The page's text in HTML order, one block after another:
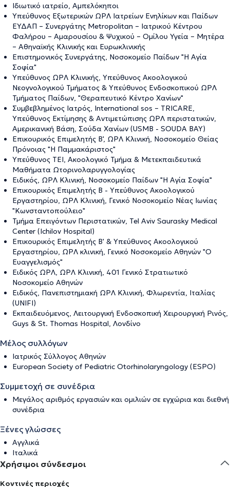
Ιδιωτικό ιατρείο, Αμπελόκηποι
Υπεύθυνος Εξωτερικών ΩΡΛ Ιατρείων Ενηλίκων και Παίδων
ΕΥΔΑΠ – Συνεργάτης Metropolitan – Ιατρικού Κέντρου
Φαλήρου – Αμαρουσίου & Ψυχικού – Ομίλου Υγεία – Μητέρα
– Αθηναϊκής Κλινικής και Ευρωκλινικής
Επιστημονικός Συνεργάτης, Νοσοκομείο Παίδων "Η Αγία
Σοφία"
Υπεύθυνος ΩΡΛ Κλινικής, Υπεύθυνος Ακοολογικού
Νεογνολογικού Τμήματος & Υπεύθυνος Ενδοσκοπικού ΩΡΛ
Τμήματος Παίδων, "Θεραπευτικό Κέντρο Χανίων"
Συμβεβλημένος Ιατρός, International sos – TRICARE,
Υπεύθυνος Εκτίμησης & Αντιμετώπισης ΩΡΛ περιστατικών,
Αμερικανική Βάση, Σούδα Χανίων (USMB - SOUDA BAY)
Επικουρικός Επιμελητής Β', ΩΡΛ Κλινική, Νοσοκομείο Θείας
Πρόνοιας "Η Παμμακάριστος"
Υπεύθυνος ΤΕΙ, Ακοολογικό Τμήμα & Μετεκπαιδευτικά
Μαθήματα Ωτορινολαρυγγολογίας
Ειδικός, ΩΡΛ Κλινική, Νοσοκομείο Παίδων "Η Αγία Σοφία"
Επικουρικός Επιμελητής Β - Υπεύθυνος Ακοολογικού
Εργαστηρίου, ΩΡΛ Κλινική, Γενικό Νοσοκομείο Νέας Ιωνίας
"Κωνσταντοπούλειο"
Τμήμα Επειγόντων Περιστατικών, Tel Aviv Saurasky Medical
Center (Ichilov Hospital)
Επικουρικός Επιμελητής Β' & Υπεύθυνος Ακοολογικού
Εργαστηρίου, ΩΡΛ κλινική, Γενικό Νοσοκομείο Αθηνών "Ο
Ευαγγελισμός"
Ειδικός ΩΡΛ, ΩΡΛ Κλινική, 401 Γενικό Στρατιωτικό
Νοσοκομείο Αθηνών
Ειδικός, Πανεπιστημιακή ΩΡΛ Κλινική, Φλωρεντία, Ιταλίας
(UNIFI)
Εκπαιδευόμενος, Λειτουργική Ενδοσκοπική Χειρουργική Ρινός,
Guys & St. Thomas Hospital, Λονδίνο
Μέλος συλλόγων
Ιατρικός Σύλλογος Αθηνών
European Society of Pediatric Otorhinolaryngology (ESPO)
Συμμετοχή σε συνέδρια
Μεγάλος αριθμός εργασιών και ομιλιών σε εγχώρια και διεθνή
συνέδρια
Ξένες γλώσσες
Αγγλικά
Ιταλικά
Χρήσιμοι σύνδεσμοι
Κοντινές περιοχές